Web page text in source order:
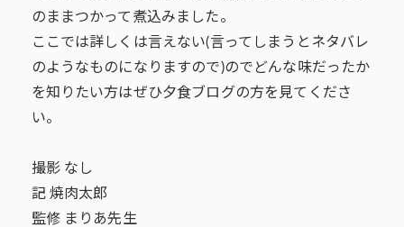
のままつかって煮込みました。
ここでは詳しくは言えない(言ってしまうとネタバレ
のようなものになりますので)のでどんな味だったか
を知りたい方はぜひ夕食ブログの方を見てくださ
い。
撮影 なし
記 焼肉太郎
監修 まりあ先生